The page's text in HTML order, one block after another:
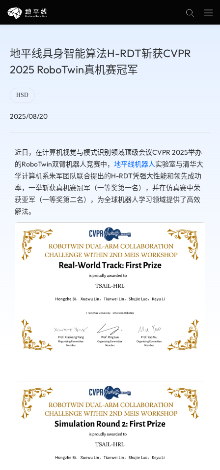
地平线具身智能算法H-RDT斩获CVPR
2025 RoboTwin真机赛冠军
2025/08/20
HSD
近日，在计算机视觉与模式识别领域顶级会议CVPR 2025举办
的RoboTwin双臂机器人竞赛中， 地平线机器人实验室与清华大
学计算机系朱军团队联合提出的H-RDT凭强大性能和领先成功
率，一举斩获真机赛冠军（一等奖第一名），并在仿真赛中荣
获亚军（一等奖第二名），为全球机器人学习领域提供了高效
解法。